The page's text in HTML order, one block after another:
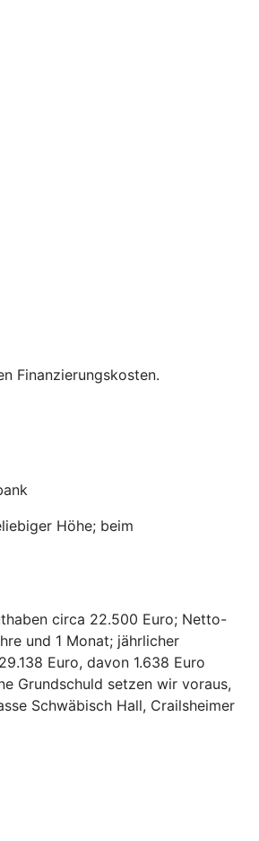
Finanzierungskosten.
Höhe; beim
circa 22.500 Euro; Netto-
und 1 Monat; jährlicher
Euro, davon 1.638 Euro
Grundschuld setzen wir voraus,
Schwäbisch Hall, Crailsheimer